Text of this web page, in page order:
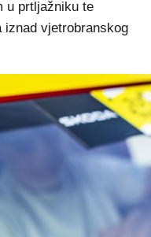
u prtljažniku te
iznad vjetrobranskog